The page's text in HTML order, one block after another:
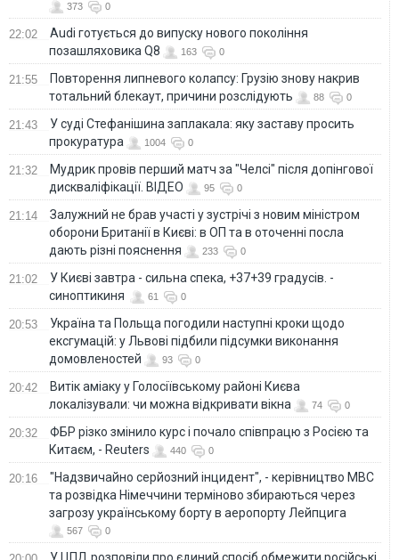
373 0
22:02
Audi готується до випуску нового покоління
позашляховика Q8
163 0
21:55
Повторення липневого колапсу: Грузію знову накрив
тотальний блекаут, причини розслідують
88 0
21:43
У суді Стефанішина заплакала: яку заставу просить
прокуратура
1004 0
21:32
Мудрик провів перший матч за "Челсі" після допінгової
дискваліфікації. ВІДЕО
95 0
21:14
Залужний не брав участі у зустрічі з новим міністром
оборони Британії в Києві: в ОП та в оточенні посла
дають різні пояснення
233 0
21:02
У Києві завтра - сильна спека, +37+39 градусів. -
синоптикиня
61 0
20:53
Україна та Польща погодили наступні кроки щодо
ексгумацій: у Львові підбили підсумки виконання
домовленостей
93 0
20:42
Витік аміаку у Голосіївському районі Києва
локалізували: чи можна відкривати вікна
74 0
20:32
ФБР різко змінило курс і почало співпрацю з Росією та
Китаєм, - Reuters
440 0
20:16
"Надзвичайно серйозний інцидент", - керівництво МВС
та розвідка Німеччини терміново збираються через
загрозу українському борту в аеропорту Лейпцига
567 0